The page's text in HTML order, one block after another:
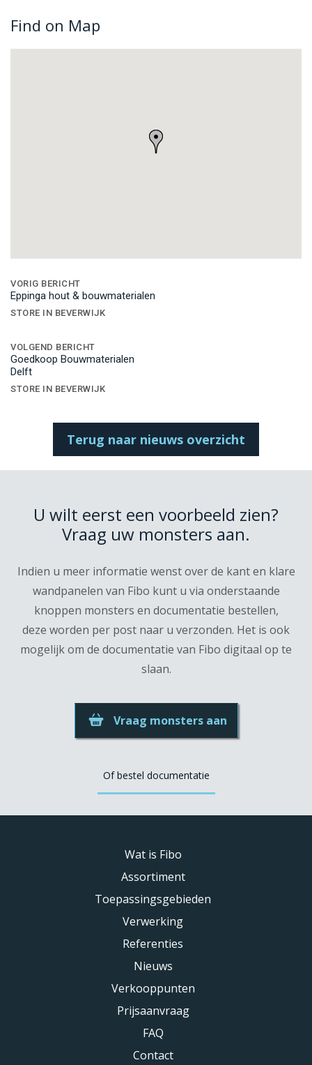
Find on Map
navigatie
VORIG BERICHT
Eppinga hout & bouwmaterialen
STORE IN BEVERWIJK
VOLGEND BERICHT
Goedkoop Bouwmaterialen
Delft
STORE IN BEVERWIJK
Terug naar nieuws overzicht
U wilt eerst een voorbeeld zien?
Vraag uw monsters aan.
Indien u meer informatie wenst over de kant en klare
wandpanelen van Fibo kunt u via onderstaande
knoppen monsters en documentatie bestellen,
deze worden per post naar u verzonden. Het is ook
mogelijk om de documentatie van Fibo digitaal op te
slaan.
Vraag monsters aan
Of bestel documentatie
Wat is Fibo
Assortiment
Toepassingsgebieden
Verwerking
Referenties
Nieuws
Verkooppunten
Prijsaanvraag
FAQ
Contact